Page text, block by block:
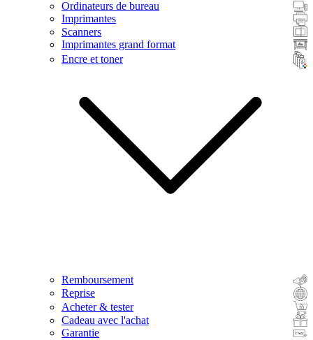
Ordinateurs de bureau
Imprimantes
Scanners
Imprimantes grand format
Encre et toner
Remboursement
Reprise
Acheter & tester
Cadeau avec l'achat
Garantie